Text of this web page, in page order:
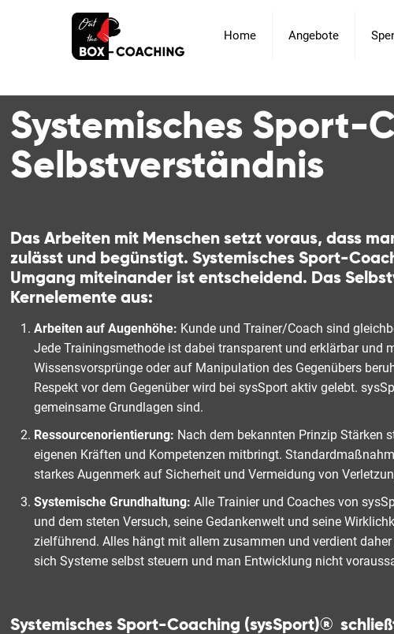
Home Angebote
Systemisches Sport-
Selbstverständnis
Das Arbeiten mit Menschen setzt voraus, dass
zulässt und begünstigt. Systemisches Sport-
Umgang miteinander ist entscheidend. Das
Kernelemente aus:
Arbeiten auf Augenhöhe: Kunde und Trainer/Coach sind
Jede Trainingsmethode ist dabei transparent und erklärbar und
Wissensvorsprünge oder auf Manipulation des Gegenübers
Respekt vor dem Gegenüber wird bei sysSport aktiv gelebt.
gemeinsame Grundlagen sind.
Ressourcenorientierung: Nach dem bekannten Prinzip Stärken
eigenen Kräften und Kompetenzen mitbringt.
starkes Augenmerk auf Sicherheit und Vermeidung von
Systemische Grundhaltung: Alle Trainier und Coaches von
und dem steten Versuch, seine Gedankenwelt und seine
zielführend. Alles hängt mit allem zusammen und verdient
sich Systeme selbst steuern und man Entwicklung nicht
Systemisches Sport-Coaching (sysSport)®